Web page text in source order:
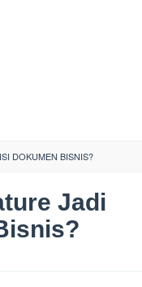
DOKUMEN BISNIS?
Jadi